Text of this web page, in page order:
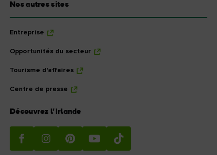
Nos autres sites
Entreprise
Opportunités du secteur
Tourisme d'affaires
Centre de presse
Découvrez l'Irlande